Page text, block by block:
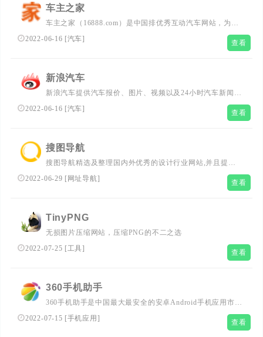
车主之家
车主之家（16888.com）是中国排优秀互动汽车网站，为您
提供刚更新汽车报价，车市行情，汽车图片，汽车口碑，有
2022-06-16 [汽车] 查看
新浪汽车
新浪汽车提供汽车报价、图片、视频以及24小时汽车新闻实
时报道，海外、国内所有汽车品牌、高清车模、车展报道，
应有尽有，另有特色购车帮帮忙、汽车黑科技、竞争力分
2022-06-16 [汽车] 查看
搜图导航
搜图导航精选及整理国内外优秀的设计行业网站,并且提供
一站式快速搜索图像服务支持全网正版图片搜索。拥有以图
搜图、智能配色、字体生成、个性定制等功能。给你带来更
鸦、建模贴图、设计社区、字体下载、图标下载等网站。
2022-06-29 [ 网址导航] 查看
TinyPNG
无损图片压缩网站，压缩PNG的不二之选
2022-07-25 [工具] 查看
360手机助手
360手机助手是中国最大最安全的安卓Android手机应用市
场，提供丰富的安卓应用下载,主题下载,手机壁纸下载,手机
电影视频下载,小说下载等。所有应用均通过360安全检测,
2022-07-15 [手机应用 ] 查看